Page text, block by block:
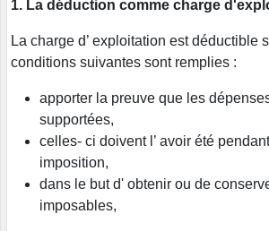
1. La déduction comme charge
La charge d’ exploitation est déductible
conditions suivantes sont remplies :
apporter la preuve que les
supportées,
celles- ci doivent l’ avoir été pendant
imposition,
dans le but d' obtenir ou de
imposables,